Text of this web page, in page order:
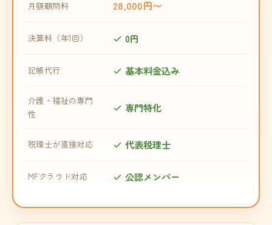
月額顧問料 28,000円〜
決算料（年1回） 0円
記帳代行 基本料金込み
介護・福祉の専門
性
専門特化
税理士が直接対応 代表税理士
MFクラウド対応 公認メンバー